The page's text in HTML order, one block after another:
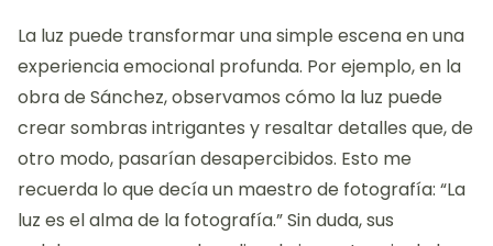
La luz puede transformar una simple escena en una
experiencia emocional profunda. Por ejemplo, en la
obra de Sánchez, observamos cómo la luz puede
crear sombras intrigantes y resaltar detalles que, de
otro modo, pasarían desapercibidos. Esto me
recuerda lo que decía un maestro de fotografía: “La
luz es el alma de la fotografía.” Sin duda, sus